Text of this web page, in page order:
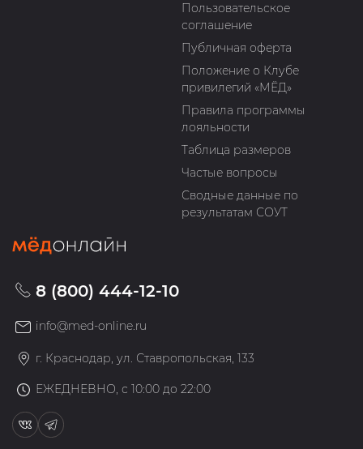
Пользовательское
соглашение
Публичная оферта
Положение о Клубе
привилегий «МЁД»
Правила программы
лояльности
Таблица размеров
Частые вопросы
Сводные данные по
результатам СОУТ
8 (800) 444-12-10
info@med-online.ru
г. Краснодар, ул. Ставропольская, 133
ЕЖЕДНЕВНО, с 10:00 до 22:00